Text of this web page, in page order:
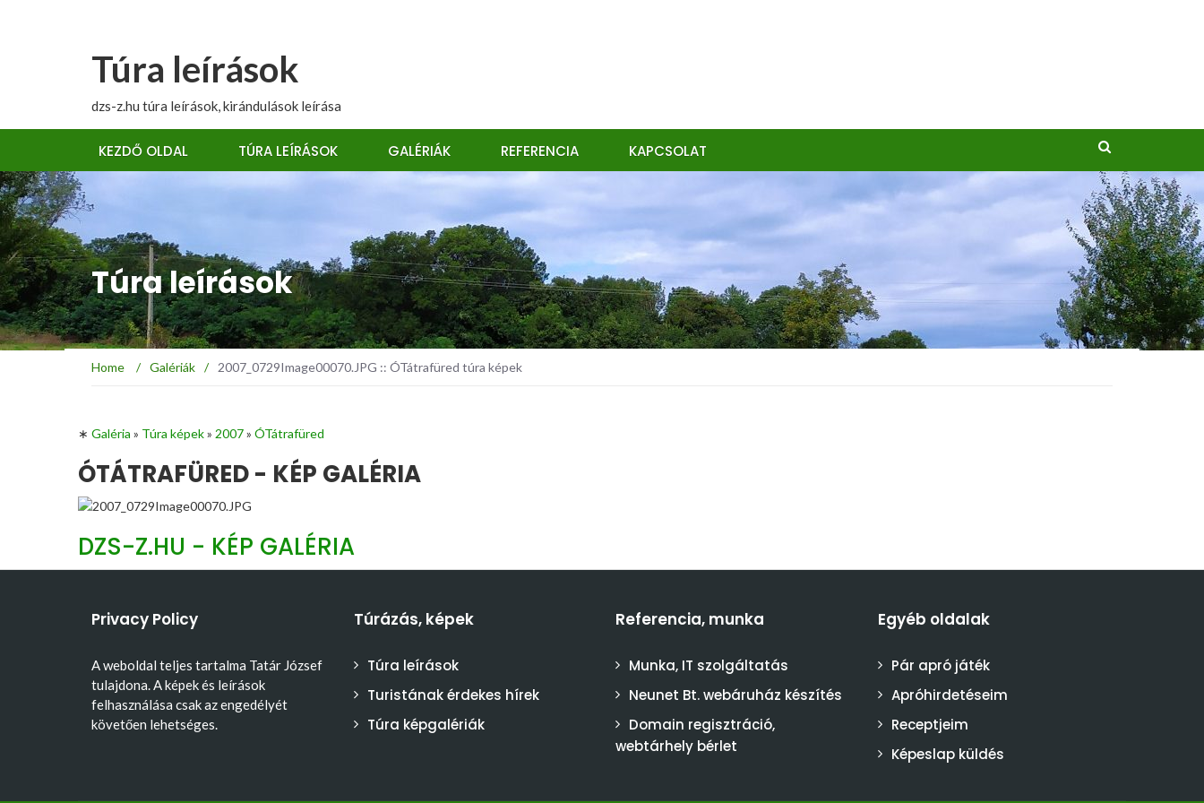
Túra leírások
dzs-z.hu túra leírások, kirándulások leírása
KEZDŐ OLDAL TÚRA LEÍRÁSOK GALÉRIÁK REFERENCIA KAPCSOLAT
Túra leírások
Home / Galériák / 2007_0729Image00070.JPG :: ÓTátrafüred túra képek
∗ Galéria » Túra képek» 2007» ÓTátrafüred
ÓTÁTRAFÜRED - KÉP GALÉRIA
DZS-Z.HU - KÉP GALÉRIA
Privacy Policy
A weboldal teljes tartalma Tatár József
tulajdona. A képek és leírások
felhasználása csak az engedélyét
követően lehetséges.
Túrázás, képek
Túra leírások
Turistának érdekes hírek
Túra képgalériák
Referencia, munka
Munka, IT szolgáltatás
Neunet Bt. webáruház készítés
Domain regisztráció,
webtárhely bérlet
Egyéb oldalak
Pár apró játék
Apróhirdetéseim
Receptjeim
Képeslap küldés